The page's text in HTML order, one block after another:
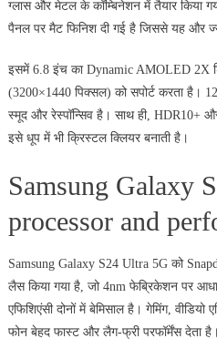
ग्लास और मेटल के कॉम्बिनेशन में तैयार किया
पैनल पर मैट फिनिश दी गई है जिससे यह और
इसमें 6.8 इंच का Dynamic AMOLED 2X
(3200×1440 पिक्सल) को सपोर्ट करता है।
स्मूद और रेस्पॉन्सिव है। साथ ही, HDR10+
इसे धूप में भी क्रिस्टल क्लियर बनाती है।
Samsung Galaxy
processor and
Samsung Galaxy S24 Ultra 5G को
लैस किया गया है, जो 4nm फेब्रिकेशन पर
एफिशिएंसी दोनों में बेमिसाल है। गेमिंग, वीडियो
फोन बेहद फास्ट और लैग-फ्री परफॉर्मेंस देता है।